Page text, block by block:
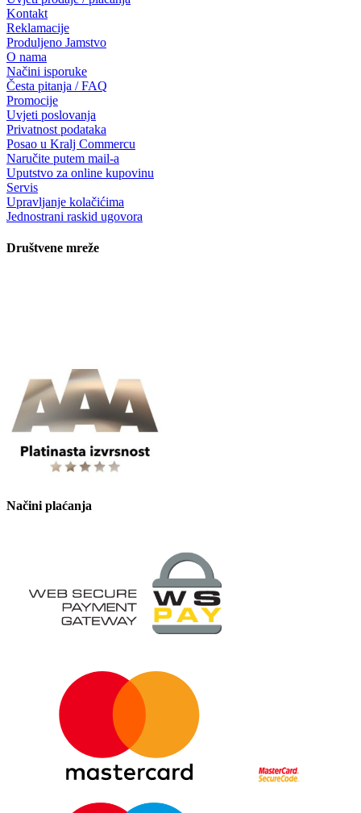
Kontakt
Reklamacije
Produljeno Jamstvo
O nama
Načini isporuke
Česta pitanja / FAQ
Promocije
Uvjeti poslovanja
Privatnost podataka
Posao u Kralj Commercu
Naručite putem mail-a
Uputstvo za online kupovinu
Servis
Upravljanje kolačićima
Jednostrani raskid ugovora
Društvene mreže
Načini plaćanja